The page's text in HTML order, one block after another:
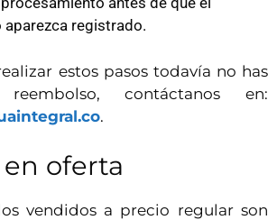
aparezca registrado.
estos pasos todavía no has
contáctanos en:
.
oferta
vendidos a precio regular son